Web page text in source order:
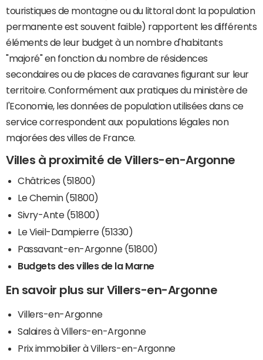
touristiques de montagne ou du littoral dont la population
permanente est souvent faible) rapportent les différents
éléments de leur budget à un nombre d'habitants
"majoré" en fonction du nombre de résidences
secondaires ou de places de caravanes figurant sur leur
territoire. Conformément aux pratiques du ministère de
l'Economie, les données de population utilisées dans ce
service correspondent aux populations légales non
majorées des villes de France.
Villes à proximité de Villers-en-Argonne
Châtrices (51800)
Le Chemin (51800)
Sivry-Ante (51800)
Le Vieil-Dampierre (51330)
Passavant-en-Argonne (51800)
Budgets des villes de la Marne
En savoir plus sur Villers-en-Argonne
Villers-en-Argonne
Salaires à Villers-en-Argonne
Prix immobilier à Villers-en-Argonne